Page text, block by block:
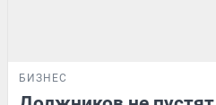
БИЗНЕС